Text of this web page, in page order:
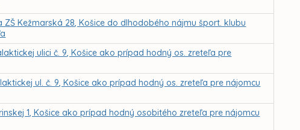
Kežmarská 28, Košice do dlhodobého nájmu šport. klubu
ulici č. 9, Košice ako prípad hodný os. zreteľa pre
ul. č. 9, Košice ako prípad hodný os. zreteľa pre nájomcu
1, Košice ako prípad hodný osobitého zreteľa pre nájomcu